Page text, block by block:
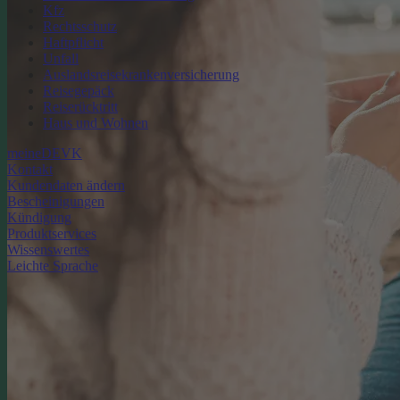
Kfz
Rechtsschutz
Haftpflicht
Unfall
Auslandsreisekrankenversicherung
Reisegepäck
Reiserücktritt
Haus und Wohnen
meineDEVK
Kontakt
Kundendaten ändern
Bescheinigungen
Kündigung
Produktservices
Wissenswertes
Leichte Sprache